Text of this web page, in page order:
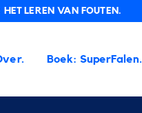
LEREN VAN FOUTEN.
Boek: SuperFalen.